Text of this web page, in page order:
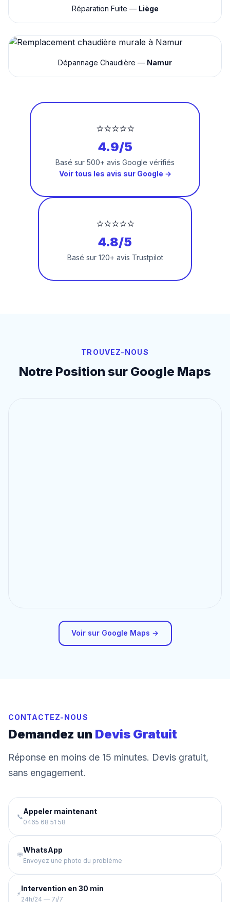
Réparation Fuite — Liège
Dépannage Chaudière — Namur
⭐⭐⭐⭐⭐
4.9/5
Basé sur 500+ avis Google vérifiés
Voir tous les avis sur Google →
⭐⭐⭐⭐⭐
4.8/5
Basé sur 120+ avis Trustpilot
TROUVEZ-NOUS
Notre Position sur Google Maps
Voir sur Google Maps →
CONTACTEZ-NOUS
Demandez un Devis Gratuit
Réponse en moins de 15 minutes. Devis gratuit,
sans engagement.
📞
Appeler maintenant
0465 68 51 58
💬
WhatsApp
Envoyez une photo du problème
⚡
Intervention en 30 min
24h/24 — 7j/7